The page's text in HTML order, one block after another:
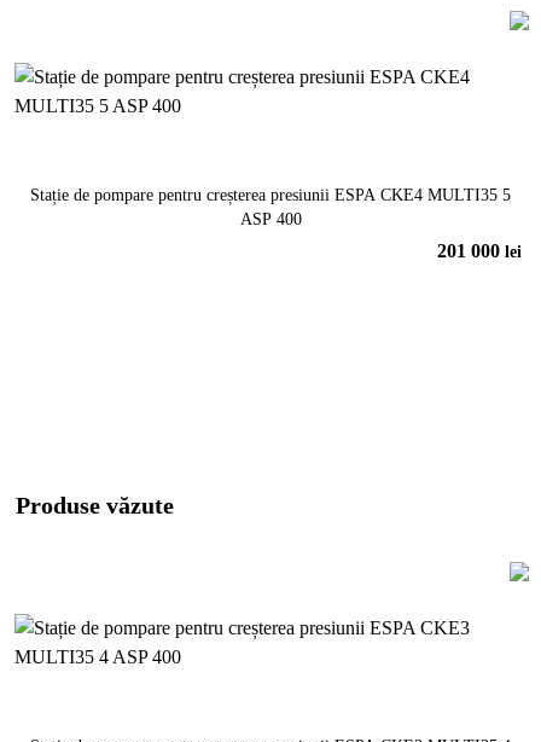
Stație de pompare pentru creșterea presiunii ESPA CKE4 MULTI35 5
ASP 400
201 000 lei
Produse văzute